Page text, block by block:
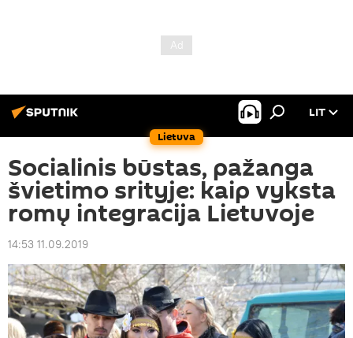
Lietuva
LIT
Socialinis būstas, pažanga
švietimo srityje: kaip vyksta
romų integracija Lietuvoje
14:53 11.09.2019